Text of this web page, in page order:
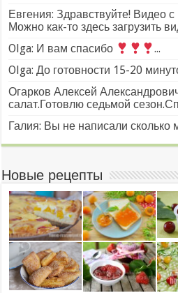
Евгения: Здравствуйте! Видео
Можно как-то здесь загрузить
Olga: И вам спасибо
...
Olga: До готовности 15-20
Огарков Алексей
салат.Готовлю седьмой
Галия: Вы не написали сколько
Новые рецепты